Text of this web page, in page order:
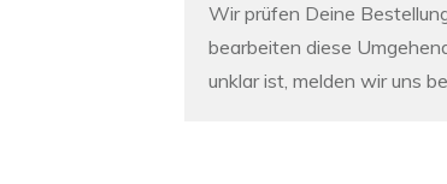
Wir prüfen Deine
bearbeiten diese
unklar ist, melden wir uns